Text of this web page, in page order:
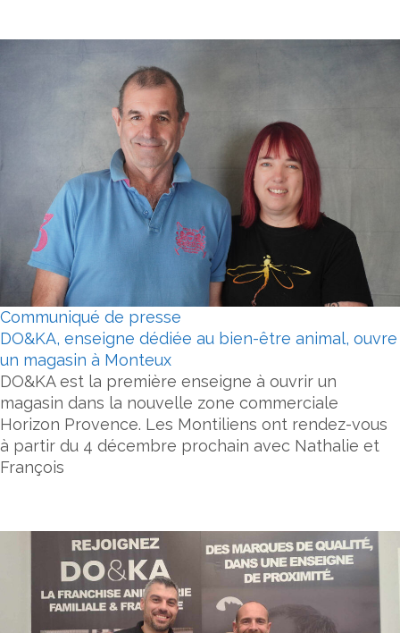
Communiqué de presse
DO&KA, enseigne dédiée au bien-être animal, ouvre
un magasin à Monteux
DO&KA est la première enseigne à ouvrir un
magasin dans la nouvelle zone commerciale
Horizon Provence. Les Montiliens ont rendez-vous
à partir du 4 décembre prochain avec Nathalie et
François